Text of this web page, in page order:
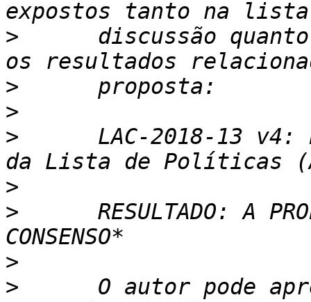
>
discussão
>
>
>
LAC-2018-13 v4:
>
>
RESULTADO: A
>
>
O autor pode